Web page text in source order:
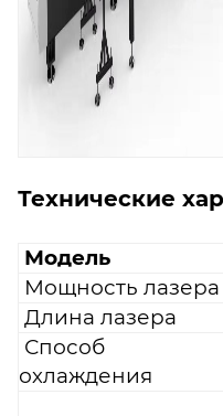
Технические
Модель
Мощность лазера
Длина лазера
Способ
охлаждения